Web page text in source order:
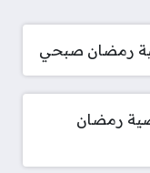
رمضان صبحي
رمضان